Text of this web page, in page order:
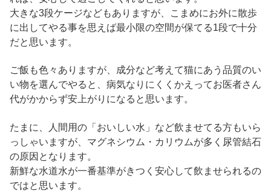
大きな3段ケージなどもありますが、こまめにお外に散歩
に出してやる事を思えば最小限の空間が保てる1段で十分
だと思います。
ご飯も色々ありますが、成分など考えて猫にあう品質のい
い物を選んでやると、病気なりにくくかえってお医者さん
代がかからず安上がりになると思います。
たまに、人間用の「おいしい水」など飲ませてる方もいら
っしゃいますが、マグネシウム・カリウムが多く尿管結石
の原因となります。
新鮮な水道水が一番基準がきつく安心して飲ませられるの
ではと思います。